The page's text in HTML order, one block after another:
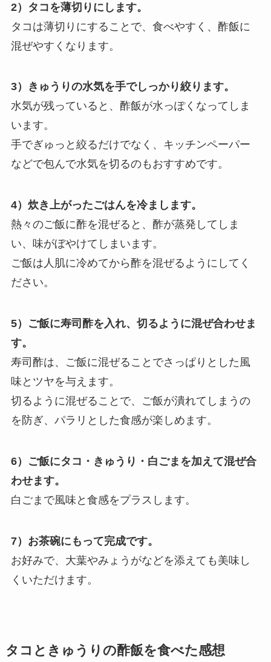
2）タコを薄切りにします。
タコは薄切りにすることで、食べやすく、酢飯に
混ぜやすくなります。
3）きゅうりの水気を手でしっかり絞ります。
水気が残っていると、酢飯が水っぽくなってしま
います。
手でぎゅっと絞るだけでなく、キッチンペーパー
などで包んで水気を切るのもおすすめです。
4）炊き上がったごはんを冷まします。
熱々のご飯に酢を混ぜると、酢が蒸発してしま
い、味がぼやけてしまいます。
ご飯は人肌に冷めてから酢を混ぜるようにしてく
ださい。
5）ご飯に寿司酢を入れ、切るように混ぜ合わせま
す。
寿司酢は、ご飯に混ぜることでさっぱりとした風
味とツヤを与えます。
切るように混ぜることで、ご飯が潰れてしまうの
を防ぎ、パラリとした食感が楽しめます。
6）ご飯にタコ・きゅうり・白ごまを加えて混ぜ合
わせます。
白ごまで風味と食感をプラスします。
7）お茶碗にもって完成です。
お好みで、大葉やみょうがなどを添えても美味し
くいただけます。
タコときゅうりの酢飯を食べた感想